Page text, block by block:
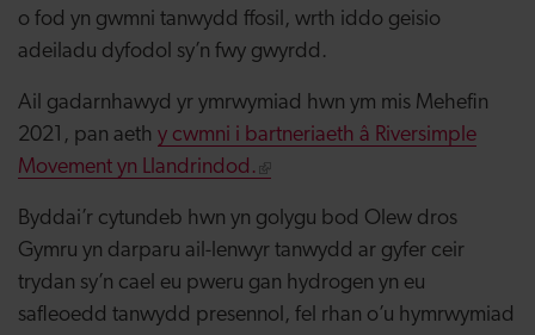
o fod yn gwmni tanwydd ffosil, wrth iddo geisio
adeiladu dyfodol sy’n fwy gwyrdd.
Ail gadarnhawyd yr ymrwymiad hwn ym mis Mehefin
2021, pan aeth y cwmni i bartneriaeth â Riversimple
Movement yn Llandrindod.
Byddai’r cytundeb hwn yn golygu bod Olew dros
Gymru yn darparu ail-lenwyr tanwydd ar gyfer ceir
trydan sy’n cael eu pweru gan hydrogen yn eu
safleoedd tanwydd presennol, fel rhan o’u hymrwymiad